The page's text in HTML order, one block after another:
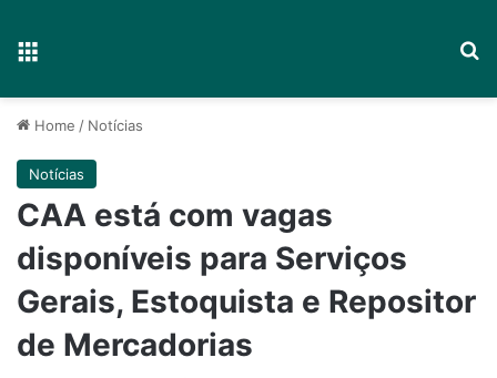
Home / Notícias
Notícias
CAA está com vagas
disponíveis para Serviços
Gerais, Estoquista e Repositor
de Mercadorias